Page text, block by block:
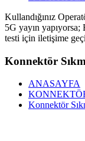
Kullandığınız
5G yayın
testi için iletişime
Konnektör
ANASAYFA
Konnektör